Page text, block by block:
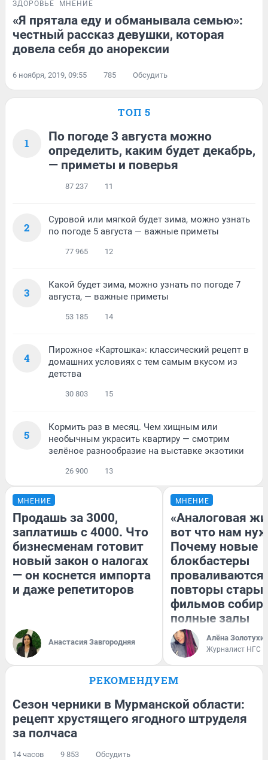
ЗДОРОВЬЕ МНЕНИЕ
«Я прятала еду и обманывала семью»:
честный рассказ девушки, которая
довела себя до анорексии
6 ноября, 2019, 09:55 785 Обсудить
ТОП 5
1
По погоде 3 августа можно
определить, каким будет декабрь,
— приметы и поверья
87 237 11
2
Суровой или мягкой будет зима, можно узнать
по погоде 5 августа — важные приметы
77 965 12
3
Какой будет зима, можно узнать по погоде 7
августа, — важные приметы
53 185 14
4
Пирожное «Картошка»: классический рецепт в
домашних условиях с тем самым вкусом из
детства
30 803 15
5
Кормить раз в месяц. Чем хищным или
необычным украсить квартиру — смотрим
зелёное разнообразие на выставке экзотики
26 900 13
МНЕНИЕ
Продашь за 3000,
заплатишь с 4000. Что
бизнесменам готовит
новый закон о налогах
— он коснется импорта
и даже репетиторов
Анастасия Завгородняя
МНЕНИЕ
«Аналоговая
вот что нам
Почему новые
блокбастеры
повторы
фильмов
полные залы
Алёна
Журналист НГС
РЕКОМЕНДУЕМ
Сезон черники в Мурманской области:
рецепт хрустящего ягодного штруделя
за полчаса
14 часов 9 853 Обсудить